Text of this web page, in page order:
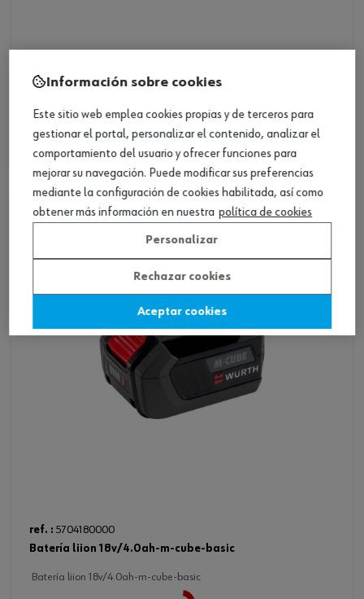
batería 18v/5.0ah-m-cube-basic
batería 18v/5.0ah-m-cube-basic
Loading...
ref. : 5704180000
batería liion 18v/4.0ah-m-cube-basic
batería liion 18v/4.0ah-m-cube-basic
Información sobre cookies
Este sitio web emplea cookies propias y de terceros para
gestionar el portal, personalizar el contenido, analizar el
comportamiento del usuario y ofrecer funciones para
mejorar su navegación. Puede modificar sus preferencias
mediante la configuración de cookies habilitada, así como
obtener más información en nuestra política de cookies
Personalizar
Rechazar cookies
Aceptar cookies